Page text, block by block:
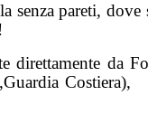
senza pareti,
direttamente da
Costiera),